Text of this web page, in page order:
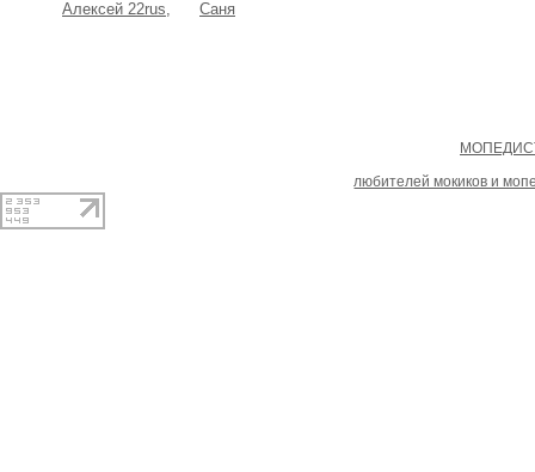
Алексей 22rus, Саня
любителей мокиков и